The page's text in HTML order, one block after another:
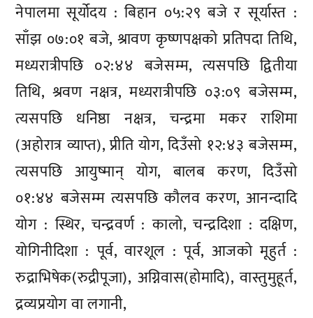
नेपालमा सूर्योदय : बिहान ०५:२९ बजे र सूर्यास्त :
साँझ ०७:०१ बजे, श्रावण कृष्णपक्षको प्रतिपदा तिथि,
मध्यरात्रीपछि ०२:४४ बजेसम्म, त्यसपछि द्वितीया
तिथि, श्रवण नक्षत्र, मध्यरात्रीपछि ०३:०९ बजेसम्म,
त्यसपछि धनिष्ठा नक्षत्र, चन्द्रमा मकर राशिमा
(अहोरात्र व्याप्त), प्रीति योग, दिउँसो १२:४३ बजेसम्म,
त्यसपछि आयुष्मान् योग, बालब करण, दिउँसो
०१:४४ बजेसम्म त्यसपछि कौलव करण, आनन्दादि
योग : स्थिर, चन्द्रवर्ण : कालो, चन्द्रदिशा : दक्षिण,
योगिनीदिशा : पूर्व, वारशूल : पूर्व, आजको मूहुर्त :
रुद्राभिषेक(रुद्रीपूजा), अग्निवास(होमादि), वास्तुमुहूर्त,
द्रव्यप्रयोग वा लगानी,